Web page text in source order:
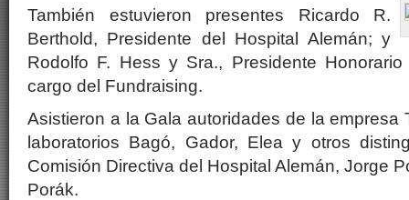
También estuvieron presentes Ricardo R.
Berthold, Presidente del Hospital Alemán; y
Rodolfo F. Hess y Sra., Presidente
cargo del Fundraising.
Asistieron a la Gala autoridades de la empresa
laboratorios Bagó, Gador, Elea y otros
Comisión Directiva del Hospital Alemán, Jorge
Porák.